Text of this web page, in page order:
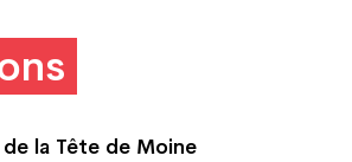
la Tête de Moine